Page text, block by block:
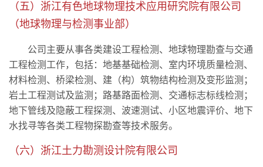
（五）浙江有色地球物理技术应用研究院有限公司
（地球物理与检测事业部）
公司主要从事各类建设工程检测、地球物理勘查与交通
工程检测工作，包括：地基基础检测、室内环境质量检测、
材料检测、桥梁检测、建（构）筑物结构检测及变形监测；
岩土工程测试及监测；路基路面检测、交通标志标线检测；
地下管线及隐蔽工程探测、波速测试、小区地震评价、地下
水找寻等各类工程物探勘查等技术服务。
（六）浙江土力勘测设计院有限公司